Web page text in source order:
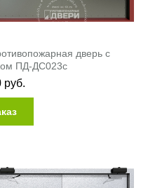
дверь с
ПД-ДС023c
руб.